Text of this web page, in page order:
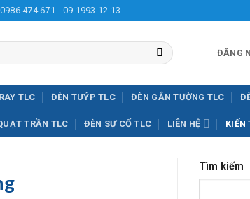
0986.474.671 - 09.1993.12.13
ĐĂNG
TLC ĐÈN TUÝP TLC ĐÈN GẮN TƯỜNG TLC
TRẦN TLC ĐÈN SỰ CỐ TLC LIÊN HỆ KIẾN
Tìm kiếm